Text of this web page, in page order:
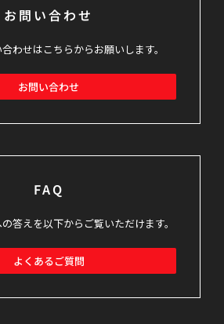
お問い合わせ
わせはこちらからお願いします。
お問い合わせ
FAQ
答えを以下からご覧いただけます。
よくあるご質問